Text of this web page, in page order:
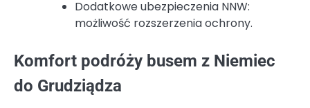
Dodatkowe ubezpieczenia NNW:
możliwość rozszerzenia ochrony.
Komfort podróży busem z Niemiec
do Grudziądza